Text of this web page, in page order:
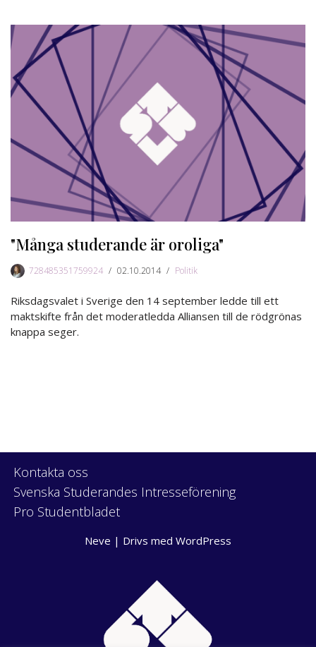
"Många studerande är oroliga"
728485351759924 02.10.2014 Politik
Riksdagsvalet i Sverige den 14 september ledde till ett
maktskifte från det moderatledda Alliansen till de rödgrönas
knappa seger.
Kontakta oss
Svenska Studerandes Intresseförening
Pro Studentbladet
Neve | Drivs med WordPress